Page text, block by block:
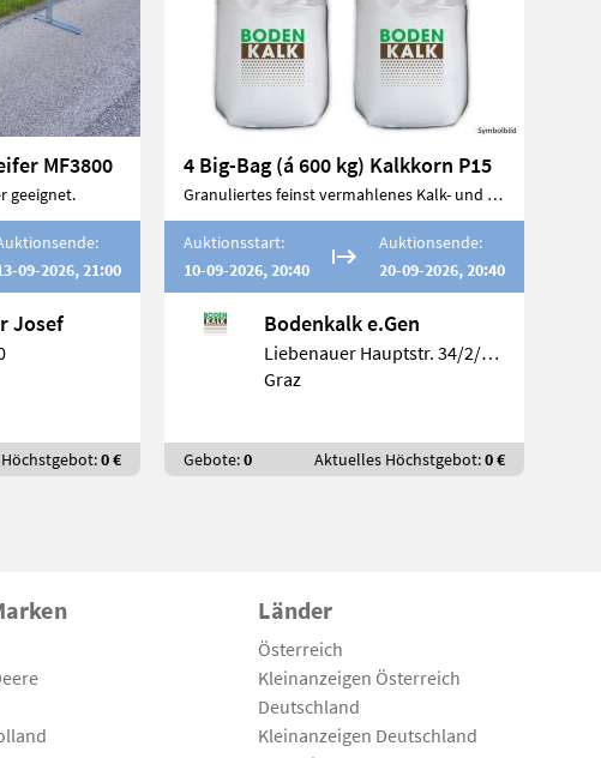
MF3800
geeignet.
09-2026, 21:00
Josef
0 €
4 Big-Bag (á 600 kg) Kalkkorn P15
Granuliertes feinst vermahlenes Kalk- und Phosphatgestein
Auktionsstart:
10-09-2026, 20:40
Auktionsende:
20-09-2026, 20:40
Bodenkalk e.Gen
Liebenauer Hauptstr. 34/2/3, 80411
Graz
Gebote:0 Aktuelles Höchstgebot:0 €
Länder
Österreich
Kleinanzeigen Österreich
Deutschland
Kleinanzeigen Deutschland